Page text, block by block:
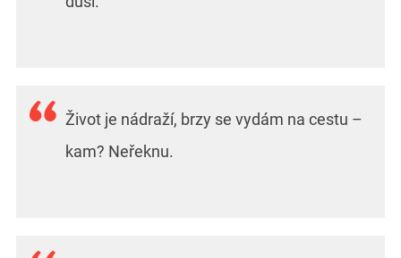
Život je nádraží, brzy se vydám na cestu –
kam? Neřeknu.